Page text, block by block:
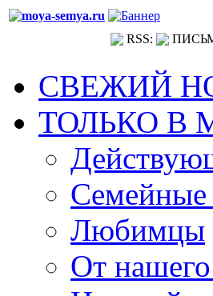
RSS:
СВЕЖИЙ
ТОЛЬКО В
Семейные
Любимцы
От нашего